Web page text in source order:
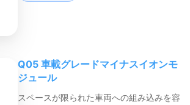
Q05 車載グレードマイナスイオンモ
ジュール
スペースが限られた車両への組み込みを容